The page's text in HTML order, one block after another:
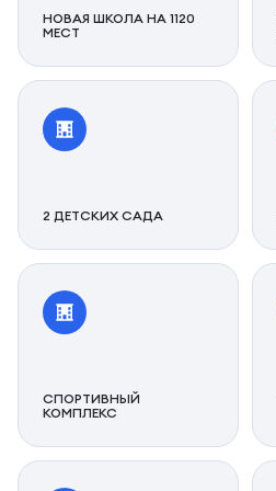
НОВАЯ ШКОЛА НА 1120
МЕСТ
2 ДЕТСКИХ САДА
СПОРТИВНЫЙ
КОМПЛЕКС